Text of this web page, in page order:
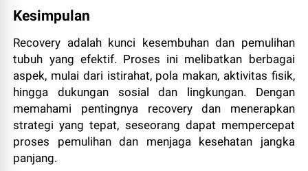
Kesimpulan
Recovery adalah kunci kesembuhan dan pemulihan
tubuh yang efektif. Proses ini melibatkan berbagai
aspek, mulai dari istirahat, pola makan, aktivitas fisik,
hingga dukungan sosial dan lingkungan. Dengan
memahami pentingnya recovery dan menerapkan
strategi yang tepat, seseorang dapat mempercepat
proses pemulihan dan menjaga kesehatan jangka
panjang.